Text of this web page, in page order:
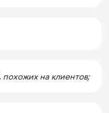
на клиентов;